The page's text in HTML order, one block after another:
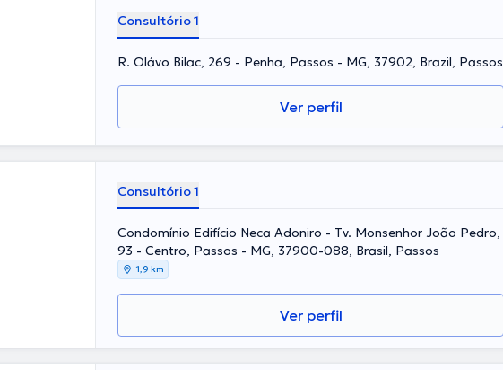
Consultório 1
R. Olávo Bilac, 269 - Penha, Passos - MG, 37902, Brazil, Passos
Ver perfil
Consultório 1
Condomínio Edifício Neca Adoniro - Tv. Monsenhor João Pedro,
93 - Centro, Passos - MG, 37900-088, Brasil, Passos
1,9 km
Ver perfil